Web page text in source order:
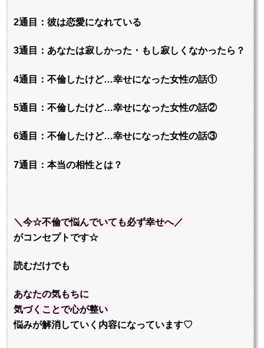
2通目：彼は恋愛になれている
3通目：あなたは寂しかった・もし寂しくなかったら？
4通目：不倫したけど…幸せになった女性の話①
5通目：不倫したけど…幸せになった女性の話②
6通目：不倫したけど…幸せになった女性の話③
7通目：本当の相性とは？
＼今☆不倫で悩んでいても必ず幸せへ／
がコンセプトです☆
読むだけでも
あなたの気もちに
気づくことで心が整い
悩みが解消していく内容になっています♡